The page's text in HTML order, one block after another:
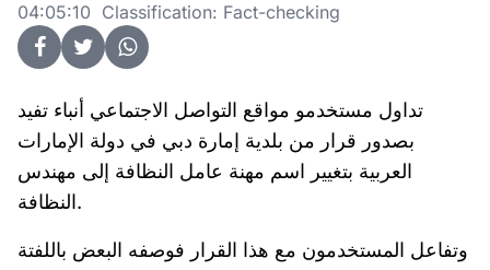
04:05:10 Classification: Fact-checking
تداول مستخدمو مواقع التواصل الاجتماعي أنباء تفيد
بصدور قرار من بلدية إمارة دبي في دولة الإمارات
العربية بتغيير اسم مهنة عامل النظافة إلى مهندس
النظافة.
وتفاعل المستخدمون مع هذا القرار فوصفه البعض باللفتة